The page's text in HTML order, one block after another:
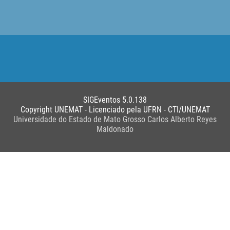
SIGEventos 5.0.138
Copyright UNEMAT - Licenciado pela UFRN - CTI/UNEMAT
Universidade do Estado de Mato Grosso Carlos Alberto Reyes
Maldonado